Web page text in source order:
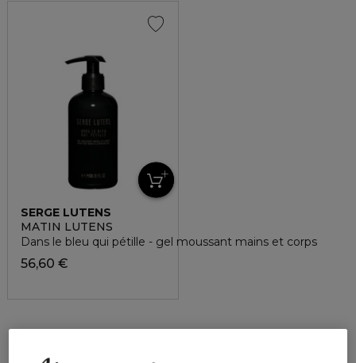
SERGE LUTENS
MATIN LUTENS
Dans le bleu qui pétille - gel moussant mains et corps
56,60 €